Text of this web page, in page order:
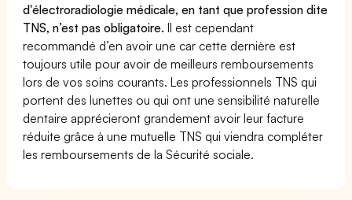
d'électroradiologie médicale, en tant que profession dite
TNS, n’est pas obligatoire.Il est cependant
recommandé d’en avoir une car cette dernière est
toujours utile pour avoir de meilleurs remboursements
lors de vos soins courants. Les professionnels TNS qui
portent des lunettes ou qui ont une sensibilité naturelle
dentaire apprécieront grandement avoir leur facture
réduite grâce à une mutuelle TNS qui viendra compléter
les remboursements de la Sécurité sociale.